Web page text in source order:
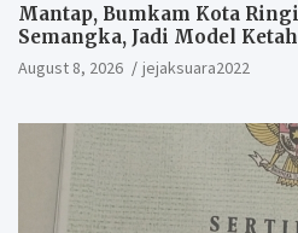
Mantap, Bumkam Kota
Semangka, Jadi Model
August 8, 2026 jejaksuara2022